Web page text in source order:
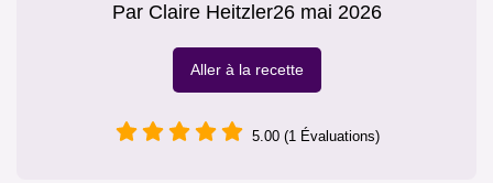
Par Claire Heitzler26 mai 2026
Aller à la recette
5.00 (1 Évaluations)